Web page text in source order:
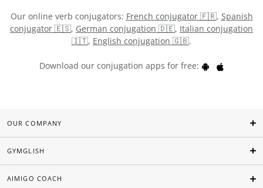
Our online verb conjugators: French conjugator 🇫🇷, Spanish
conjugator 🇪🇸, German conjugation 🇩🇪, Italian conjugation
🇮🇹, English conjugation 🇬🇧.
Download our conjugation apps for free:
OUR COMPANY
GYMGLISH
AIMIGO COACH